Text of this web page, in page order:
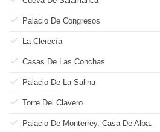
Palacio De Congresos
La Clerecía
Casas De Las Conchas
Palacio De La Salina
Torre Del Clavero
Palacio De Monterrey. Casa De Alba.